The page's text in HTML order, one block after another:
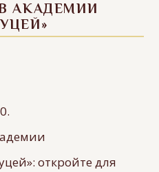
АКАДЕМИИ
откройте для